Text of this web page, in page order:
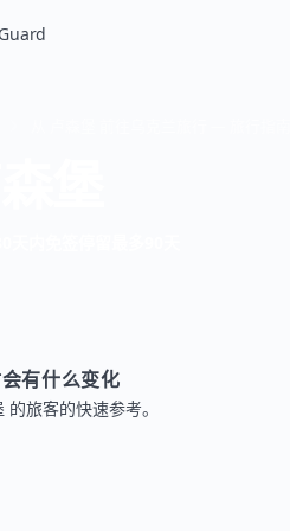
有什么变化
旅客的快速参考。